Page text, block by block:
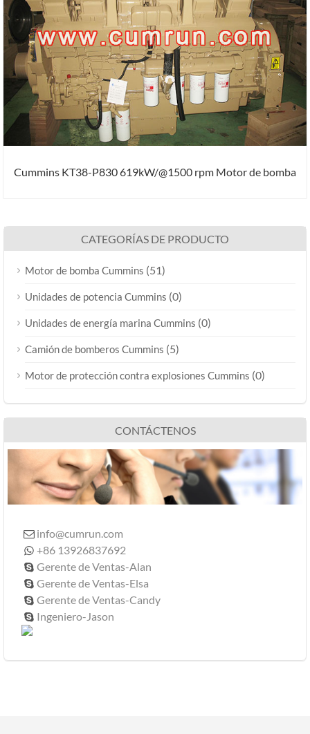
Cummins KT38-P830 619kW/@1500 rpm Motor de bomba
CATEGORÍAS DE PRODUCTO
Motor de bomba Cummins (51)
Unidades de potencia Cummins (0)
Unidades de energía marina Cummins (0)
Camión de bomberos Cummins (5)
Motor de protección contra explosiones Cummins (0)
CONTÁCTENOS
 info@cumrun.com
 +86 13926837692
 Gerente de Ventas-Alan
 Gerente de Ventas-Elsa
 Gerente de Ventas-Candy
 Ingeniero-Jason